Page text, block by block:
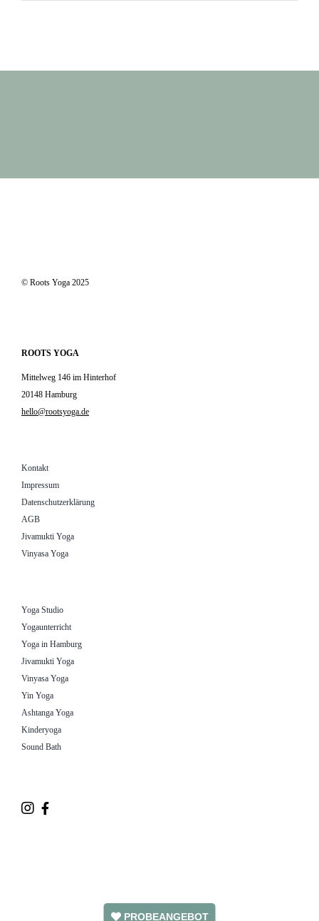
© Roots Yoga 2025
ROOTS YOGA
Mittelweg 146 im Hinterhof
20148 Hamburg
hello@rootsyoga.de
Kontakt
Impressum
Datenschutzerklärung
AGB
Jivamukti Yoga
Vinyasa Yoga
Yoga Studio
Yogaunterricht
Yoga in Hamburg
Jivamukti Yoga
Vinyasa Yoga
Yin Yoga
Ashtanga Yoga
Kinderyoga
Sound Bath
PROBEANGEBOT